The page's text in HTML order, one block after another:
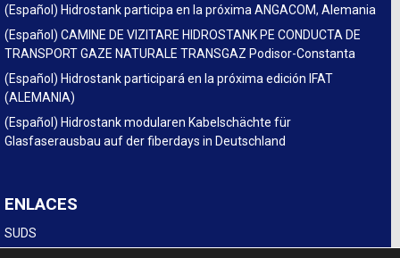
(Español) Hidrostank participa en la próxima ANGACOM, Alemania
(Español) CAMINE DE VIZITARE HIDROSTANK PE CONDUCTA DE
TRANSPORT GAZE NATURALE TRANSGAZ Podisor-Constanta
(Español) Hidrostank participará en la próxima edición IFAT
(ALEMANIA)
(Español) Hidrostank modularen Kabelschächte für
Glasfaserausbau auf der fiberdays in Deutschland
ENLACES
SUDS